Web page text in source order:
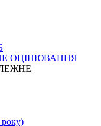
ОЦІНЮВАННЯ